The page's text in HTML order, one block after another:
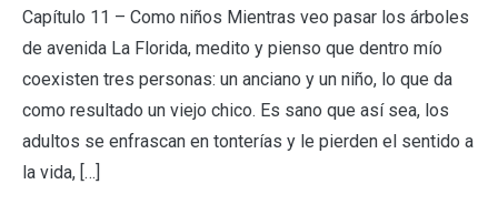
Capítulo 11 – Como niños Mientras veo pasar los árboles
de avenida La Florida, medito y pienso que dentro mío
coexisten tres personas: un anciano y un niño, lo que da
como resultado un viejo chico. Es sano que así sea, los
adultos se enfrascan en tonterías y le pierden el sentido a
la vida, […]